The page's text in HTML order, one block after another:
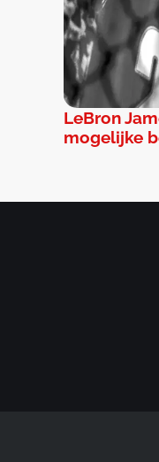
LeBron
mogelijke